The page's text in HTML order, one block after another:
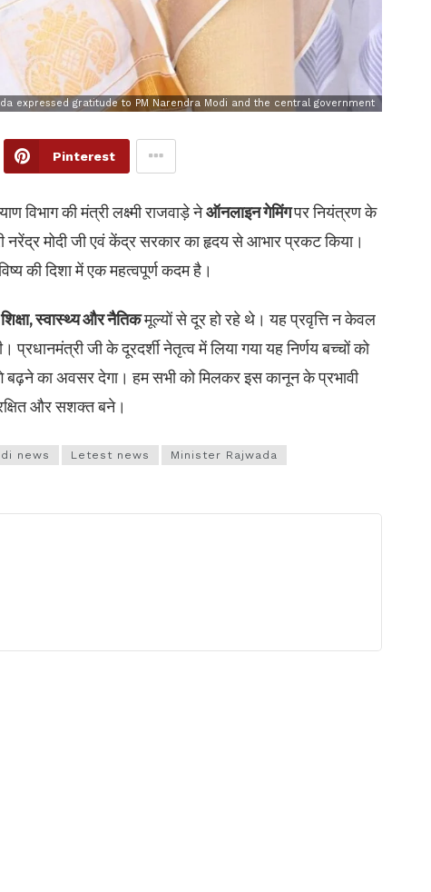
expressed gratitude to PM Narendra Modi and the central government
Pinterest
विभाग की मंत्री लक्ष्मी राजवाड़े नेऑनलाइन गेमिंगपर नियंत्रण के
मोदी जी एवं केंद्र सरकार का हृदय से आभार प्रकट किया।
की दिशा में एक महत्वपूर्ण कदम है।
स्वास्थ्य और नैतिकमूल्यों से दूर हो रहे थे। यह प्रवृत्ति न केवल
प्रधानमंत्री जी के दूरदर्शी नेतृत्व में लिया गया यह निर्णय बच्चों को
का अवसर देगा। हम सभी को मिलकर इस कानून के प्रभावी
और सशक्त बने।
news Letest news
Minister Rajwada